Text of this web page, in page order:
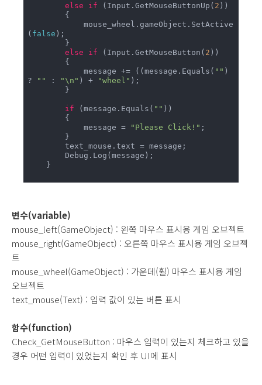
else
if (Input.GetMouseButtonUp( 2 ))
( false );
else
if (Input.GetMouseButton( 2 ))
            message += ((message.Equals(
"" )
?
"" : "\n" ) + "wheel" );
if (message.Equals( "" ))
            message =
"Please Click!" ;
변수(variable)
mouse_left(GameObject) : 왼쪽 마우스 표시용 게임 오브젝트
mouse_right(GameObject) : 오른쪽 마우스 표시용 게임 오브젝
트
mouse_wheel(GameObject) : 가운데(휠) 마우스 표시용 게임
오브젝트
text_mouse(Text) : 입력 값이 있는 버튼 표시
함수(function)
Check_GetMouseButton : 마우스 입력이 있는지 체크하고 있을
경우 어떤 입력이 있었는지 확인 후 UI에 표시